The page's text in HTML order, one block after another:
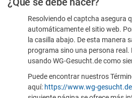
Resolviendo el captcha asegura
automáticamente el sitio web.
la casilla abajo. De esta manera
programa sino una persona real.
usando WG-Gesucht.de como
Puede encontrar nuestros
aquí: https://www.wg-